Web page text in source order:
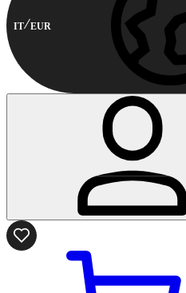
IT EUR